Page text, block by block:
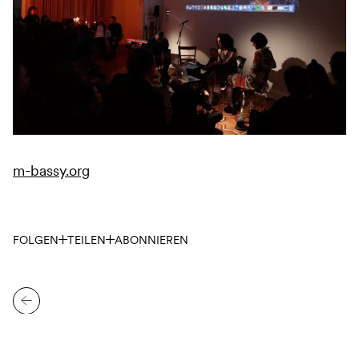
m-bassy.org
FOLGEN TEILEN ABONNIEREN